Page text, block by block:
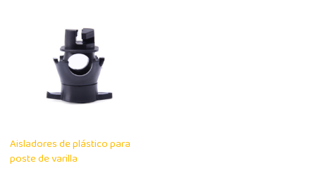
Aisladores de plástico para
poste de varilla